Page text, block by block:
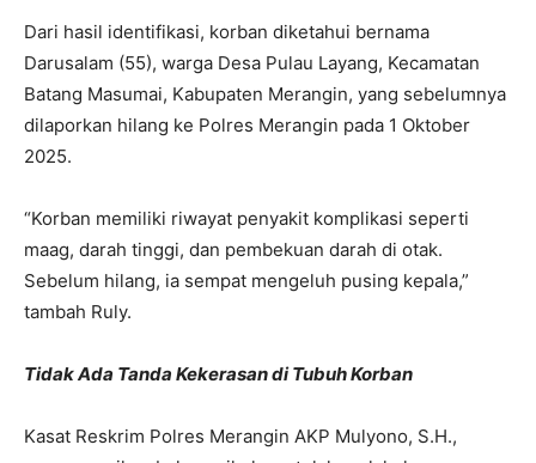
Dari hasil identifikasi, korban diketahui bernama
Darusalam (55), warga Desa Pulau Layang, Kecamatan
Batang Masumai, Kabupaten Merangin, yang sebelumnya
dilaporkan hilang ke Polres Merangin pada 1 Oktober
2025.
“Korban memiliki riwayat penyakit komplikasi seperti
maag, darah tinggi, dan pembekuan darah di otak.
Sebelum hilang, ia sempat mengeluh pusing kepala,”
tambah Ruly.
Tidak Ada Tanda Kekerasan di Tubuh Korban
Kasat Reskrim Polres Merangin AKP Mulyono, S.H.,